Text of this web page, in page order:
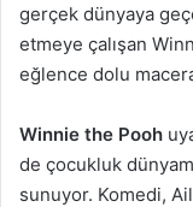
gerçek dünyaya
etmeye çalışan
eğlence dolu
Winnie the Pooh
de çocukluk
sunuyor. Komedi,